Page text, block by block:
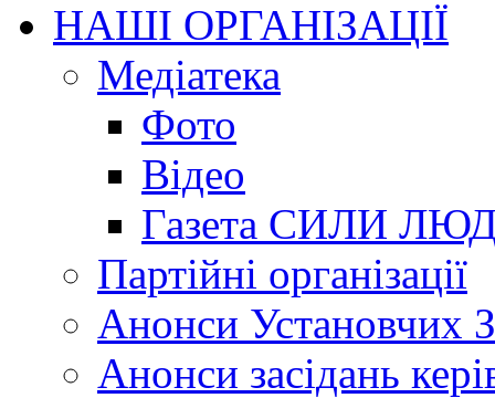
НАШІ ОРГАНІЗАЦІЇ
Медіатека
Фото
Відео
Газета СИЛИ
Партійні організації
Анонси Установчих
Анонси засідань